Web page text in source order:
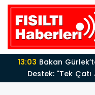
13:03
Destek: "Tek Çatı